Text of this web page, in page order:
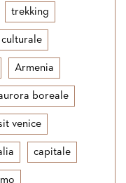
trekking
culturale
Armenia
boreale
venice
capitale